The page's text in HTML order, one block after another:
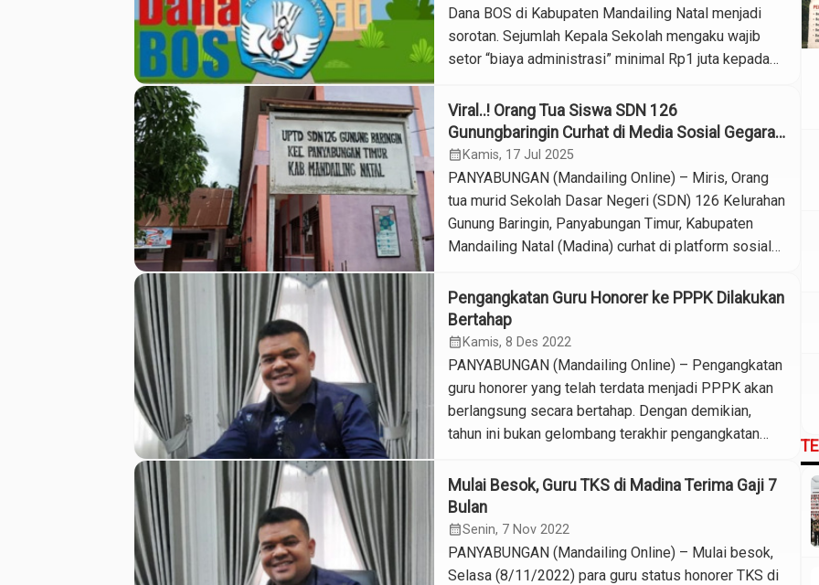
Dana BOS di Kabupaten Mandailing Natal menjadi
sorotan. Sejumlah Kepala Sekolah mengaku wajib
setor “biaya administrasi” minimal Rp1 juta kepada
kali dana cair. Praktisi hukum senior menyebut ini
“manajemen jahiliah”. “Tidak ada asap kalau tidak ada
api. Kepala sekolah sebagai pihak yang […]
Viral..! Orang Tua Siswa SDN 126
Gunungbaringin Curhat di Media Sosial Gegara
Buku Pelajaran.Segini Dana Bos SD tersebut
calendar_month Kamis, 17 Jul 2025
PANYABUNGAN (Mandailing Online) – Miris, Orang
tua murid Sekolah Dasar Negeri (SDN) 126 Kelurahan
Gunung Baringin, Panyabungan Timur, Kabupaten
Mandailing Natal (Madina) curhat di platform sosial
untuk kegiatan belajar telah diikat dengan tali plastik,
rusak, lapuk, dan dijahit. “Assalamualaikum,terhusus
untuk pihak SDN 126 Kelurahan Gunung
Baringin,kecamatan panyabungan timur, […]
Pengangkatan Guru Honorer ke PPPK Dilakukan
Bertahap
calendar_month Kamis, 8 Des 2022
PANYABUNGAN (Mandailing Online) – Pengangkatan
guru honorer yang telah terdata menjadi PPPK akan
berlangsung secara bertahap. Dengan demikian,
tahun ini bukan gelombang terakhir pengangkatan
Kabupaten Mandailing Natal (Madina) Dollar
Hafrianto kepada wartawan di Panyabungan, Rabu
(7/12/2022) terkait saat ini progres pengagkatan
Pegawai Pemerintah dengan Perjanjian Kerja (PPPK)
di lingkungan […]
Mulai Besok, Guru TKS di Madina Terima Gaji 7
Bulan
calendar_monthSenin, 7 Nov 2022
PANYABUNGAN (Mandailing Online) – Mulai besok,
Selasa (8/11/2022) para guru status honorer TKS di